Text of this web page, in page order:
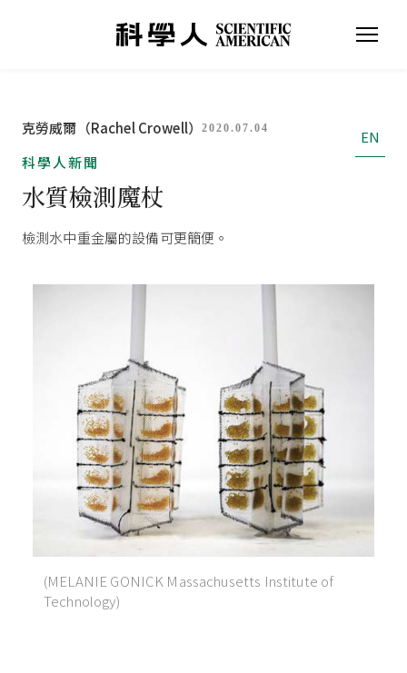
克勞威爾（Rachel Crowell）2020.07.04
EN
科學人新聞
水質檢測魔杖
檢測水中重金屬的設備可更簡便。
(MELANIE GONICK Massachusetts Institute of
Technology)